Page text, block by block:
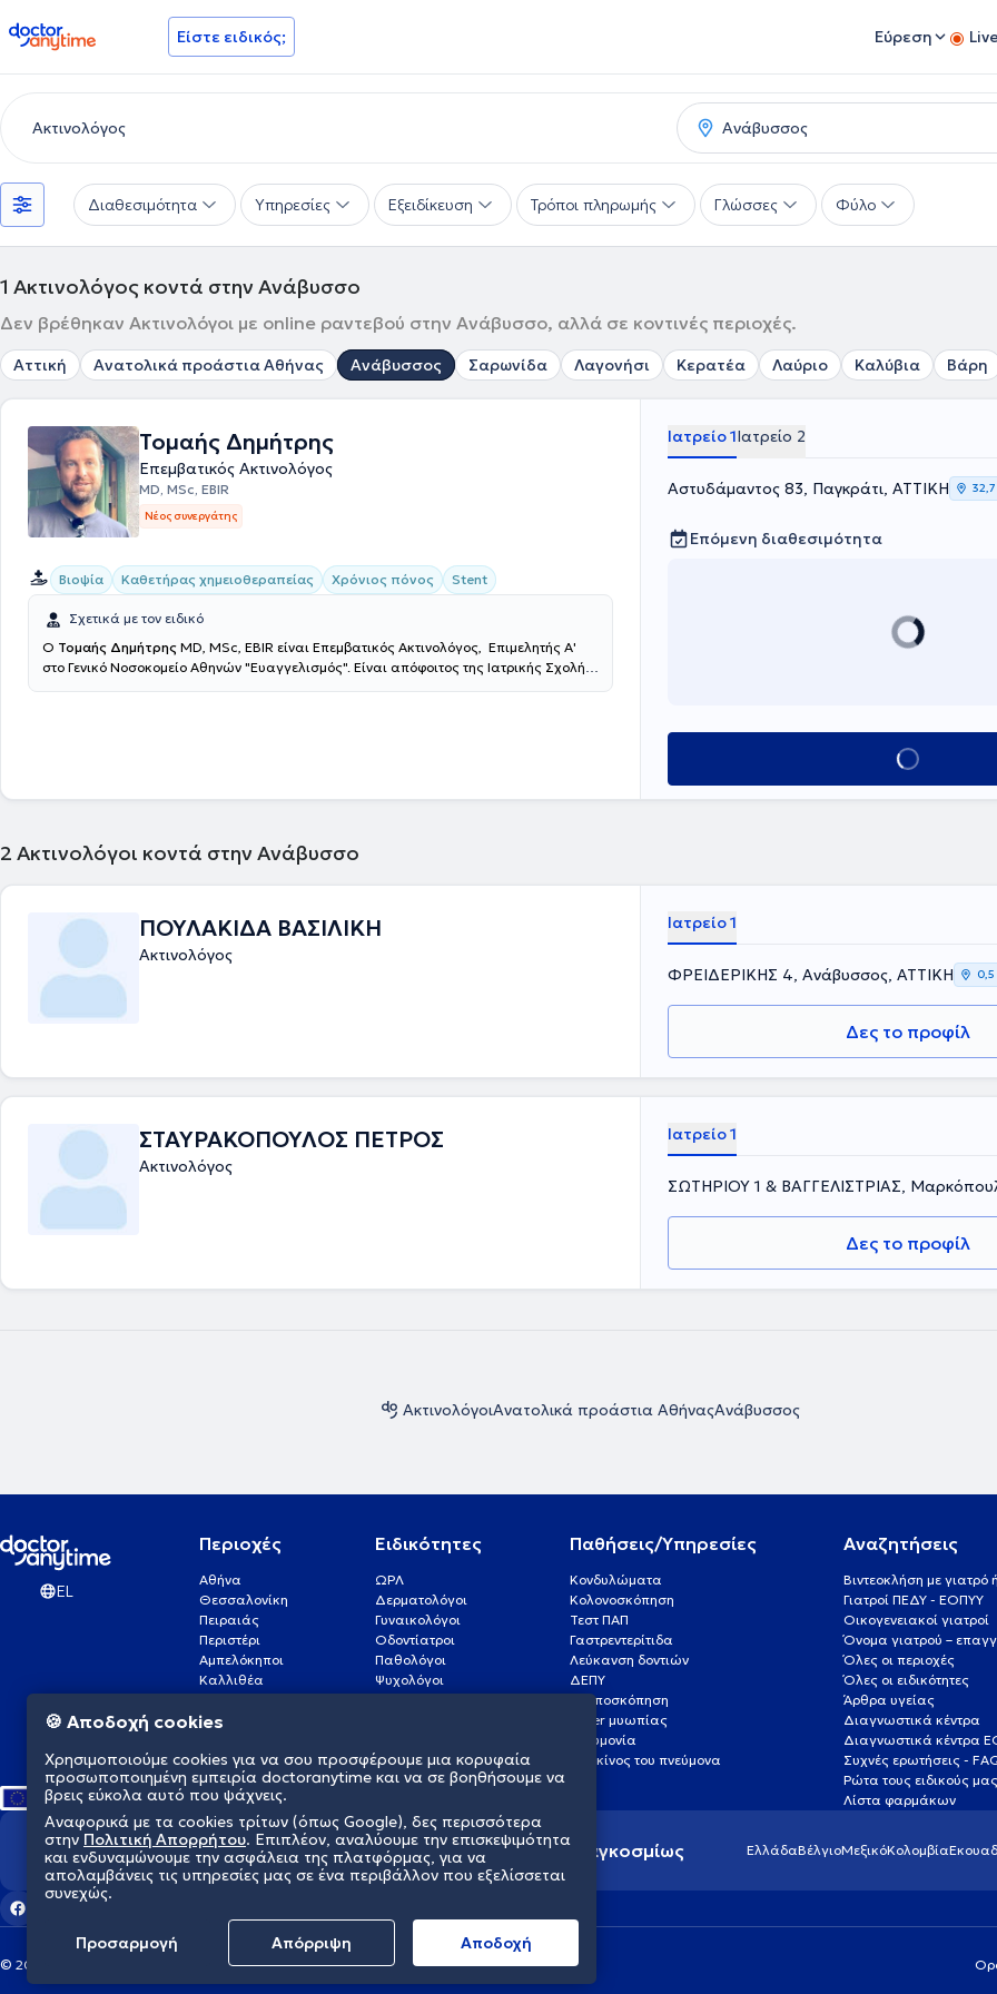
doctoranytime Είστε ειδικός; Εύρεση
Διαθεσιμότητα Υπηρεσίες Εξειδίκευση Τρόποι πληρωμής Γλώσσες Φύλο
1 Ακτινολόγος κοντά στην Ανάβυσσο
Δεν βρέθηκαν Ακτινολόγοι με online ραντεβού στην Ανάβυσσο, αλλά σε κοντινές περιοχές.
Αττική Ανατολικά προάστια Αθήνας Ανάβυσσος Σαρωνίδα Λαγονήσι Κερατέα Λαύριο Καλύβια Βάρη
Τομαής Δημήτρης
Επεμβατικός Ακτινολόγος
MD, MSc, EBIR
Νέος συνεργάτης
Βιοψία Καθετήρας χημειοθεραπείας Χρόνιος πόνος Stent
Σχετικά με τον ειδικό
Ο Τομαής Δημήτρης MD, MSc, EBIR είναι Επεμβατικός Ακτινολόγος, Επιμελητής Α'
στο Γενικό Νοσοκομείο Αθηνών "Ευαγγελισμός". Είναι απόφοιτος της Ιατρικής Σχολής
Επεμβατική Ακτινολογία την Επεμβατική Ογκολογία και την Αγγειακή Προσπέλαση.
Έχει εκπαίδευση στη διενέργεια και ερμηνεία των έγχρωμων υπερηχογραφημάτων
(triplex) των αρτηριών και φλεβών. Έχει συμμετάσχει σε πληθώρα ελληνικών και
ασχολείται ενεργά με τη συγγραφή μελετών και έχει ιδιαίτερο ενδιαφέρον στη
συγγραφή δημοσιεύσεων στα πιο έγκυρα περιοδικά πανελλαδικά και διεθνώς.
Ιατρείο 1Ιατρείο 2
Αστυδάμαντος 83, Παγκράτι, ΑΤΤΙΚΗ
Επόμενη διαθεσιμότητα
Κλείσε ραντεβού
2 Ακτινολόγοι κοντά στην Ανάβυσσο
ΠΟΥΛΑΚΙΔΑ ΒΑΣΙΛΙΚΗ
Ακτινολόγος
Ιατρείο 1
ΦΡΕΙΔΕΡΙΚΗΣ 4, Ανάβυσσος, ΑΤΤΙΚΗ 0,5
Δες το προφίλ
ΣΤΑΥΡΑΚΟΠΟΥΛΟΣ ΠΕΤΡΟΣ
Ακτινολόγος
Ιατρείο 1
ΣΩΤΗΡΙΟΥ 1 & ΒΑΓΓΕΛΙΣΤΡΙΑΣ,
Δες το προφίλ
ΑκτινολόγοιΑνατολικά προάστια ΑθήναςΑνάβυσσος
EL
Περιοχές
Αθήνα
Θεσσαλονίκη
Πειραιάς
Περιστέρι
Αμπελόκηποι
Καλλιθέα
Πάτρα
Γλυφάδα
Νέα Σμύρνη
Ειδικότητες
ΩΡΛ
Δερματολόγοι
Γυναικολόγοι
Οδοντίατροι
Παθολόγοι
Ψυχολόγοι
Οφθαλμίατροι
Καρδιολόγοι
Παθήσεις/Υπηρεσίες
Κονδυλώματα
Κολονοσκόπηση
Τεστ ΠΑΠ
Γαστρεντερίτιδα
Λεύκανση δοντιών
ΔΕΠΥ
Κολποσκόπηση
Laser μυωπίας
Πνευμονία
Καρκίνος του πνεύμονα
Αναζητήσεις
Βιντεοκλήση με
Γιατροί ΠΕΔΥ - ΕΟΠΥΥ
Οικογενειακοί γιατροί
Όνομα γιατρού –
Όλες οι περιοχές
Όλες οι ειδικότητες
Άρθρα υγείας
Διαγνωστικά κέντρα
Διαγνωστικά κέντρα
Συχνές ερωτήσεις -
Ρώτα τους ειδικούς
Λίστα φαρμάκων
Διαμορφώνουμε το μέλλον της υγείας παγκοσμίως ΕλλάδαΒέλγιοΜεξικόΚολομβία
© 2026 doctoranytime
🍪 Αποδοχή cookies
Χρησιμοποιούμε cookies για να σου προσφέρουμε μια κορυφαία
προσωποποιημένη εμπειρία doctoranytime και να σε βοηθήσουμε να
βρεις εύκολα αυτό που ψάχνεις.
Αναφορικά με τα cookies τρίτων (όπως Google), δες περισσότερα
στην Πολιτική Απορρήτου. Επιπλέον, αναλύουμε την επισκεψιμότητα
και ενδυναμώνουμε την ασφάλεια της πλατφόρμας, για να
απολαμβάνεις τις υπηρεσίες μας σε ένα περιβάλλον που εξελίσσεται
συνεχώς.
Προσαρμογή Απόρριψη Aποδοχή